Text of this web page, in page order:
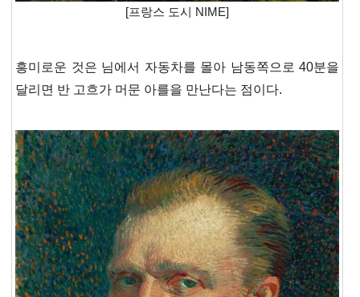
[프랑스 도시 NIME]
흥미로운 것은 님에서 자동차를 몰아 남동쪽으로 40분을
달리면 반 고흐가 머문 아를을 만난다는 점이다.